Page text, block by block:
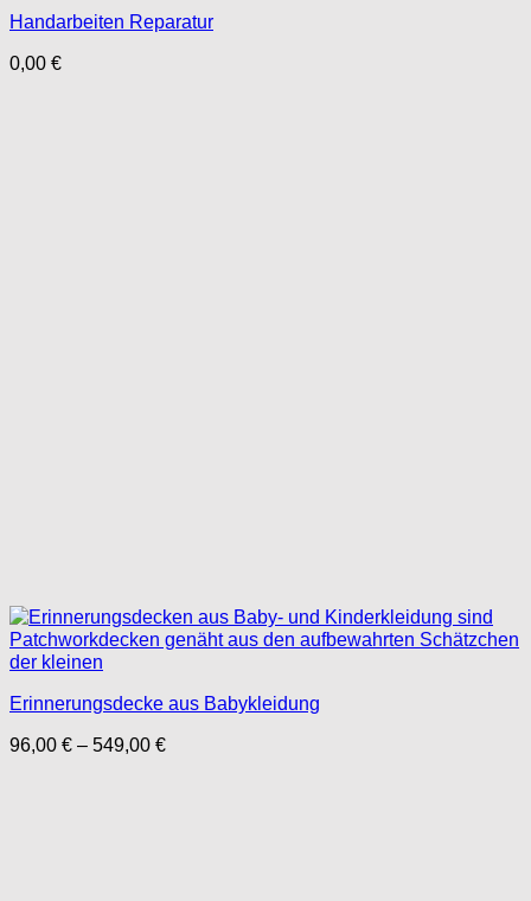
Handarbeiten Reparatur
0,00 €
Erinnerungsdecke aus Babykleidung
96,00 € – 549,00 €Preisspanne: